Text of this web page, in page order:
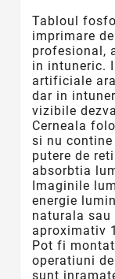
Tabloul
imprimare
profesional,
in intuneric.
artificiale
dar in
vizibile
Cerneala
si nu
putere de
absorbtia
Imaginile
energie
naturala
aproximativ
Pot fi
operatiuni
sunt